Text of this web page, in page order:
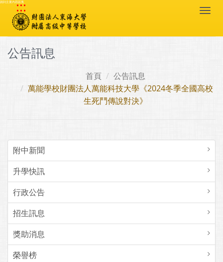
跳到主要內容區塊
:::
公告訊息
首頁
公告訊息
萬能學校財團法人萬能科技大學《2024冬季全國高校
生死鬥傳說對決》
附中新聞
升學快訊
行政公告
招生訊息
獎助消息
榮譽榜